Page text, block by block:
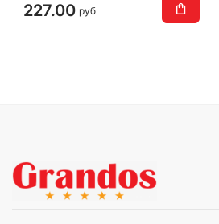
227.00 руб